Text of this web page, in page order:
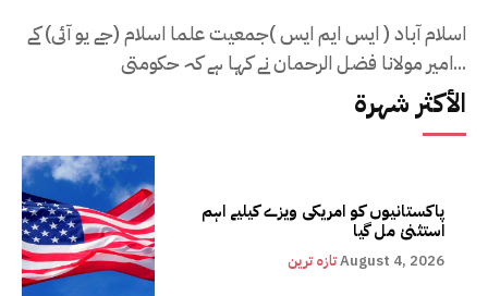
اسلام آباد ( ایس ایم ایس )جمعیت علما اسلام (جے یو آئی) کے
امیر مولانا فضل الرحمان نے کہا ہے کہ حکومتی...
الأكثر شهرة
پاکستانیوں کو امریکی ویزے کیلیے اہم
استثنیٰ مل گیا
تازہ ترینAugust 4, 2026